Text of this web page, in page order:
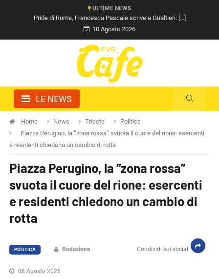
ULTIME NEWS
Pride di Roma, Francesca Pascale scrive a Gualtieri: [...]
10 Agosto 2026
LE NEWS
Home News Trieste
Politica
Piazza Perugino, la “zona rossa” svuota il cuore del rione: esercenti
e residenti chiedono un cambio di rotta
Piazza Perugino, la “zona rossa”
svuota il cuore del rione: esercenti
e residenti chiedono un cambio di
rotta
Condividi sui social
POLITICA Redazione
08 Agosto 2025